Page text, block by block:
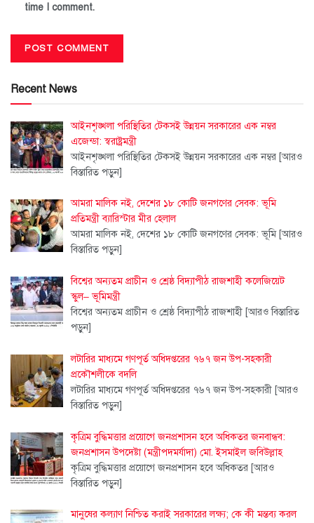
time I comment.
Recent News
আইনশৃঙ্খলা পরিস্থিতির টেকসই উন্নয়ন সরকারের এক নম্বর
এজেন্ডা: স্বরাষ্ট্রমন্ত্রী
আইনশৃঙ্খলা পরিস্থিতির টেকসই উন্নয়ন সরকারের এক নম্বর [আরও
বিস্তারিত পড়ুন]
আমরা মালিক নই, দেশের ১৮ কোটি জনগণের সেবক: ভূমি
প্রতিমন্ত্রী ব্যারিস্টার মীর হেলাল
আমরা মালিক নই, দেশের ১৮ কোটি জনগণের সেবক: ভূমি [আরও
বিস্তারিত পড়ুন]
বিশ্বের অন্যতম প্রাচীন ও শ্রেষ্ঠ বিদ্যাপীঠ রাজশাহী কলেজিয়েট
স্কুল– ভূমিমন্ত্রী
বিশ্বের অন্যতম প্রাচীন ও শ্রেষ্ঠ বিদ্যাপীঠ রাজশাহী [আরও বিস্তারিত
পড়ুন]
লটারির মাধ্যমে গণপূর্ত অধিদপ্তরের ৭৬৭ জন উপ-সহকারী
প্রকৌশলীকে বদলি
লটারির মাধ্যমে গণপূর্ত অধিদপ্তরের ৭৬৭ জন উপ-সহকারী [আরও
বিস্তারিত পড়ুন]
কৃত্রিম বুদ্ধিমত্তার প্রয়োগে জনপ্রশাসন হবে অধিকতর জনবান্ধব:
জনপ্রশাসন উপদেষ্টা (মন্ত্রীপদমর্যাদা) মো. ইসমাইল জবিউল্লাহ
কৃত্রিম বুদ্ধিমত্তার প্রয়োগে জনপ্রশাসন হবে অধিকতর [আরও
বিস্তারিত পড়ুন]
মানুষের কল্যাণ নিশ্চিত করাই সরকারের লক্ষ্য; কে কী মন্তব্য করল